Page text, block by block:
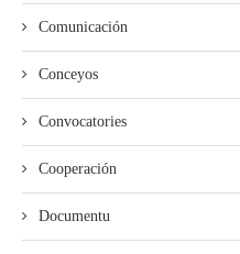
Comunicación
Conceyos
Convocatories
Cooperación
Documentu